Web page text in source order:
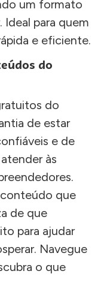
um formato
para quem
e eficiente.
do
do
de estar
e de
às
que
de que
para ajudar
Navegue
o que